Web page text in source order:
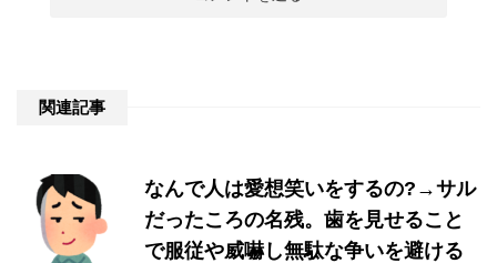
関連記事
なんで人は愛想笑いをするの?→サル
だったころの名残。歯を見せること
で服従や威嚇し無駄な争いを避ける